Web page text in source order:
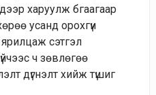
харуулж бгаагаар
усанд орохгүи
сэтгэл
ч зөвлөгөө
дүгнэлт хийж түшиг